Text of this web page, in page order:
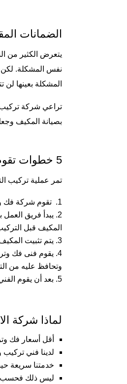
الضمانات
يتعرض الكثير من
نفس المشكلة. لكن
المشكلة بعينها لن
تراعي شركة تركيب
بصيانة المكيف
5 خطوات تقوم بها شركة فك وتركيب مكيفات بالرياض عند التنفيذ
تمر عملية تركيب
تقوم شركة فك
يبدأ فريق
المكيف قبل
يتم تثبيت
يقوم فنى فك
وتحافظ عليه من
بعد أن يقوم
لماذا شركة
أقل أسعار فك
لدينا فني
خدمتنا سريعة
ليس ذلك فحسب، بل إن فريق